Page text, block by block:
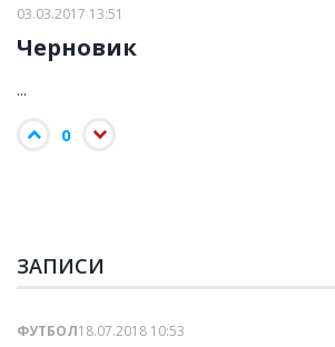
03.03.2017 13:51
Черновик
...
0
ЗАПИСИ
ФУТБОЛ18.07.2018 10:53